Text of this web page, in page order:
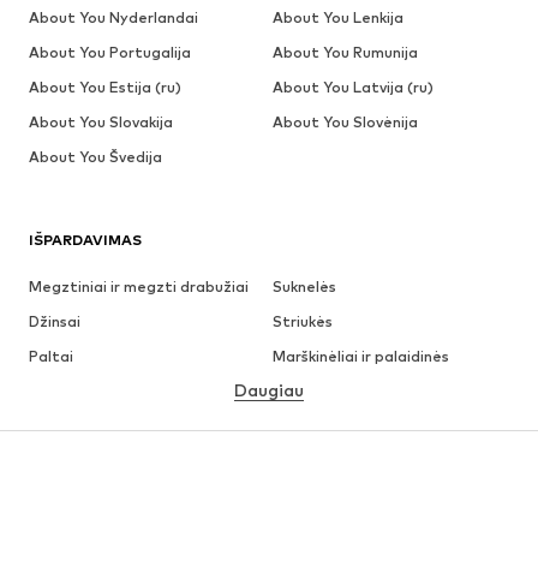
IŠPARDAVIMAS
Megztiniai ir megzti drabužiai
Suknelės
Džinsai
Striukės
Paltai
Marškinėliai ir palaidinės
Apatiniai
Daugiau
About You Nyderlandai
About You Lenkija
About You Portugalija
About You Rumunija
About You Estija (ru)
About You Latvija (ru)
About You Slovakija
About You Slovėnija
About You Švedija